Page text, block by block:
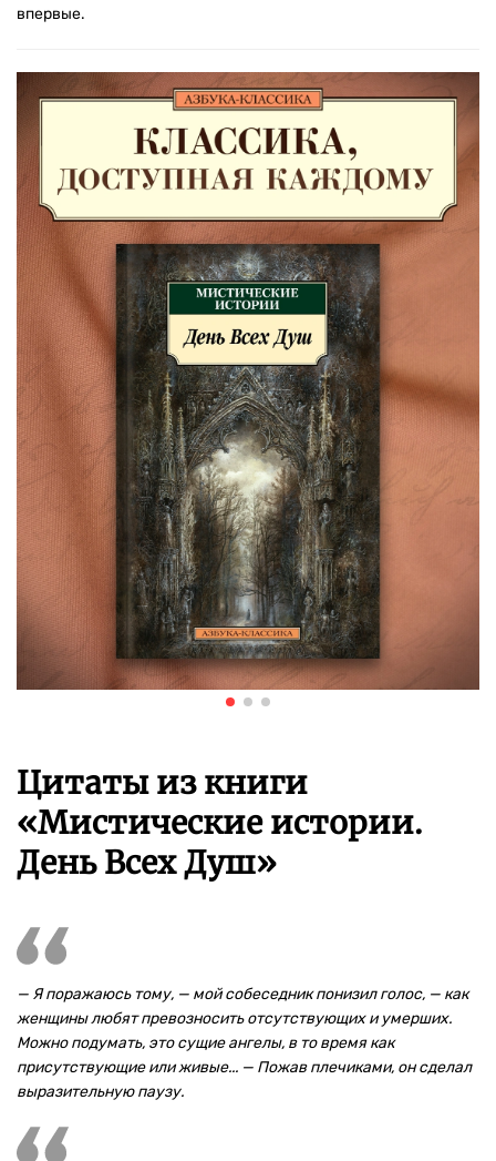
впервые.
Цитаты из книги
«Мистические истории.
День Всех Душ»
— Я поражаюсь тому, — мой собеседник понизил голос, — как
женщины любят превозносить отсутствующих и умерших.
Можно подумать, это сущие ангелы, в то время как
присутствующие или живые... — Пожав плечиками, он сделал
выразительную паузу.